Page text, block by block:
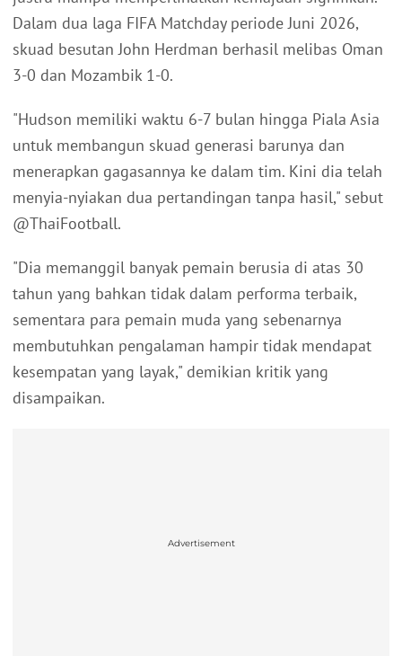
Dalam dua laga FIFA Matchday periode Juni 2026,
skuad besutan John Herdman berhasil melibas Oman
3-0 dan Mozambik 1-0.
"Hudson memiliki waktu 6-7 bulan hingga Piala Asia
untuk membangun skuad generasi barunya dan
menerapkan gagasannya ke dalam tim. Kini dia telah
menyia-nyiakan dua pertandingan tanpa hasil," sebut
@ThaiFootball.
"Dia memanggil banyak pemain berusia di atas 30
tahun yang bahkan tidak dalam performa terbaik,
sementara para pemain muda yang sebenarnya
membutuhkan pengalaman hampir tidak mendapat
kesempatan yang layak," demikian kritik yang
disampaikan.
Advertisement